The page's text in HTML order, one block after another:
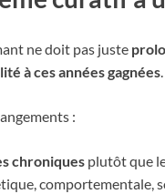
ne doit pas juste
à ces années gagnées.
:
chroniques plutôt que
comportementale,